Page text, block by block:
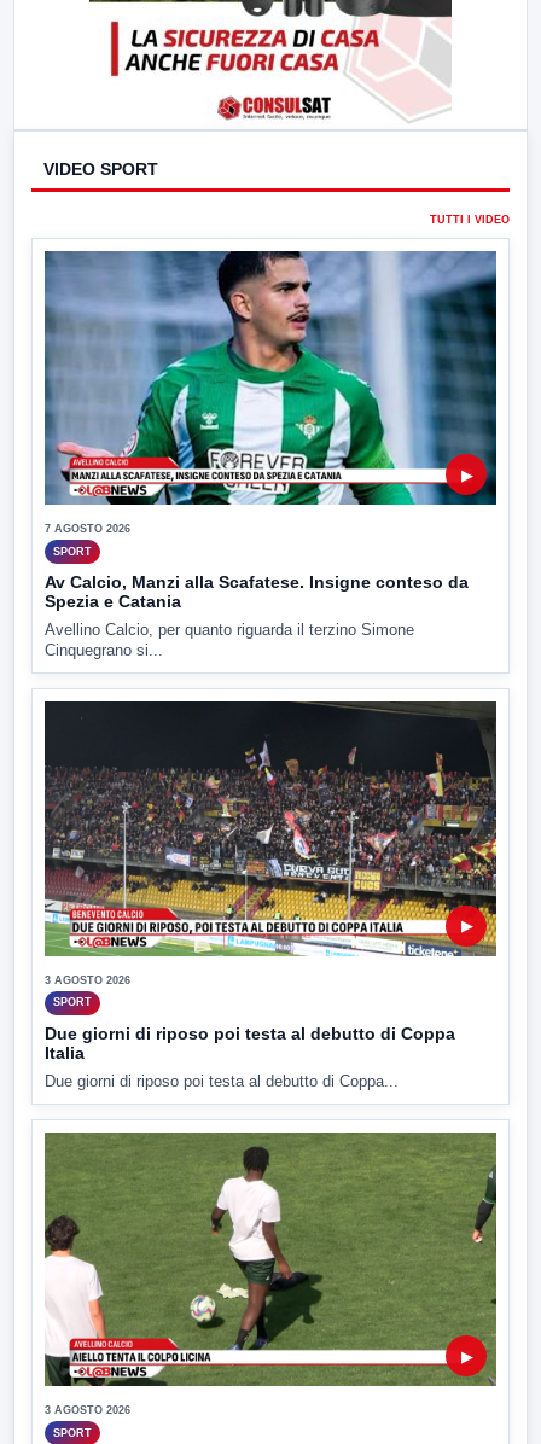
VIDEO SPORT
TUTTI I VIDEO
▶
7 AGOSTO 2026
SPORT
Av Calcio, Manzi alla Scafatese. Insigne conteso da
Spezia e Catania
Avellino Calcio, per quanto riguarda il terzino Simone
Cinquegrano si...
▶
3 AGOSTO 2026
SPORT
Due giorni di riposo poi testa al debutto di Coppa
Italia
Due giorni di riposo poi testa al debutto di Coppa...
▶
3 AGOSTO 2026
SPORT